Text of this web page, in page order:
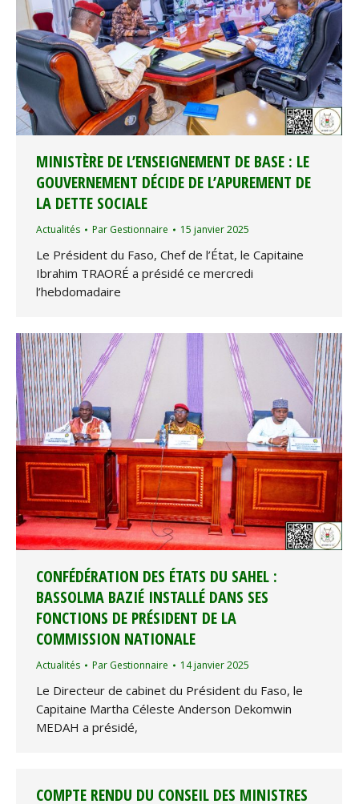
MINISTÈRE DE L’ENSEIGNEMENT DE BASE : LE
GOUVERNEMENT DÉCIDE DE L’APUREMENT DE
LA DETTE SOCIALE
Actualités Par Gestionnaire 15 janvier 2025
Le Président du Faso, Chef de l’État, le Capitaine
Ibrahim TRAORÉ a présidé ce mercredi
l’hebdomadaire
CONFÉDÉRATION DES ÉTATS DU SAHEL :
BASSOLMA BAZIÉ INSTALLÉ DANS SES
FONCTIONS DE PRÉSIDENT DE LA
COMMISSION NATIONALE
Actualités Par Gestionnaire 14 janvier 2025
Le Directeur de cabinet du Président du Faso, le
Capitaine Martha Céleste Anderson Dekomwin
MEDAH a présidé,
COMPTE RENDU DU CONSEIL DES MINISTRES